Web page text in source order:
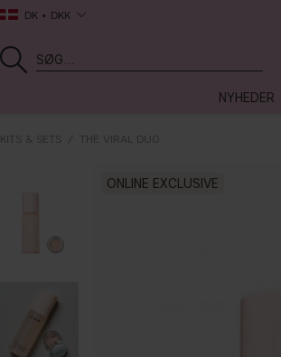
DK DKK
NYHEDER
KITS & SETS THE VIRAL DUO
ONLINE EXCLUSIVE